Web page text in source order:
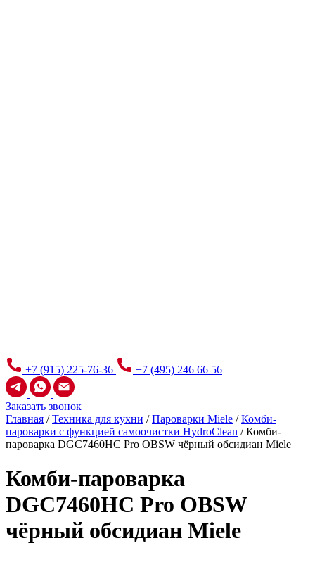
+7 (915) 225-76-36 +7 (495) 246 66 56
Заказать звонок
Главная /Техника для кухни /Пароварки Miele /Комби-
пароварки с функцией самоочистки HydroClean /Комби-
пароварка DGC7460HC Pro OBSW чёрный обсидиан Miele
Комби-пароварка
DGC7460HC Pro OBSW
чёрный обсидиан Miele